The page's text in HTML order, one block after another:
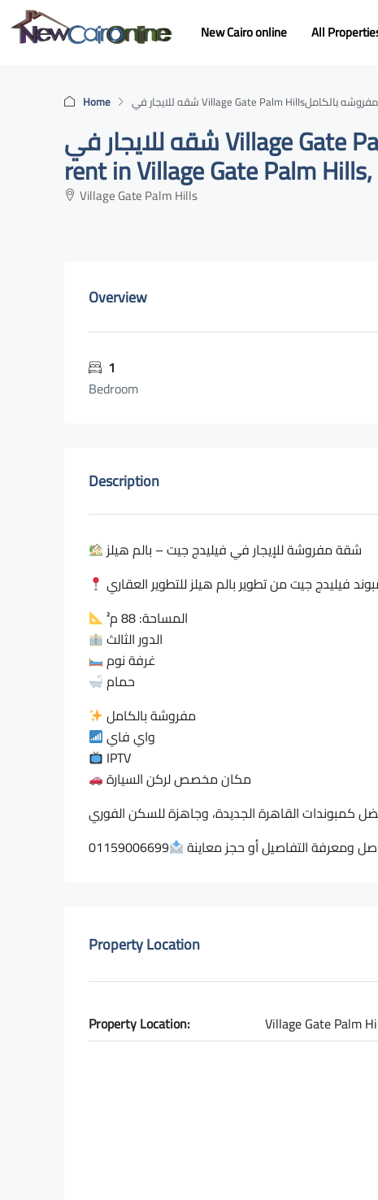
New Cairo online All
Home
شقه للايجار في Village Gate Palm Hillsغرفة نوم 1 حمام 1 مفروشه بالكامل Apartment for
rent in Village Gate Palm
Village Gate Palm Hills
Overview
1
Bedroom
Description
شقة مفروشة للإيجار في فيليدج جيت – بالم هيلز
فيليدج جيت من تطوير بالم هيلز للتطوير العقاري
المساحة: 88 م²
الدور الثالث
غرفة نوم
حمام
مفروشة بالكامل
واي فاي
IPTV
مكان مخصص لركن السيارة
01159006699
Property Location
Property Location: Village Gate Palm